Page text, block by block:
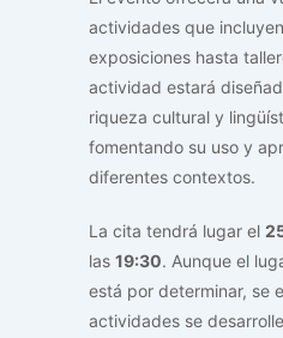
actividades que
exposiciones hasta
actividad estará
riqueza cultural y
fomentando su uso y
diferentes contextos.
La cita tendrá lugar el
las 19:30. Aunque el
está por determinar, se
actividades se